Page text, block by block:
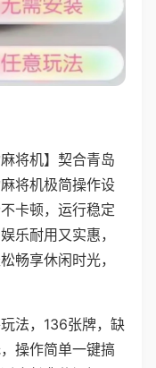
将机】契合青岛
将机极简操作设
卡顿，运行稳定
乐耐用又实惠，
畅享休闲时光，
法，136张牌，缺
操作简单一键搞